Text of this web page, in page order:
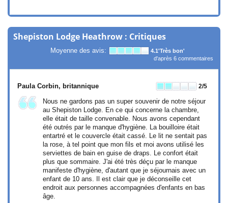
Shepiston Lodge Heathrow : Critiques
Moyenne des avis: 4.1'Très bon'
d'après 6 commentaires
Paula Corbin, britannique 2/5
Nous ne gardons pas un super souvenir de notre séjour
au Shepiston Lodge. En ce qui concerne la chambre,
elle était de taille convenable. Nous avons cependant
été outrés par le manque d'hygiène. La bouilloire était
entartré et le couvercle était cassé. Le lit ne sentait pas
la rose, à tel point que mon fils et moi avons utilisé les
serviettes de bain en guise de draps. Le confort était
plus que sommaire. J'ai été très déçu par le manque
manifeste d'hygiène, d'autant que je séjournais avec un
enfant de 10 ans. Il est clair que je déconseille cet
endroit aux personnes accompagnées d'enfants en bas
âge.